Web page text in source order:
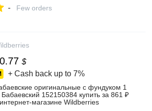
- Few orders
$
+ Cash back up to 7%
оригинальные с фундуком 1
Бабаевский 152150384 купить за 861 ₽
Wildberries